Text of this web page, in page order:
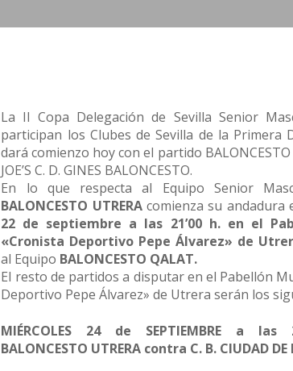
La II Copa Delegación de Sevilla Senior
participan los Clubes de Sevilla de la Primera
dará comienzo hoy con el partido BALONCESTO
JOE’S C. D. GINES BALONCESTO.
En lo que respecta al Equipo Senior
BALONCESTO UTRERAcomienza su andadura
22 de septiembre a las 21’00 h. en el
«Cronista Deportivo Pepe Álvarez» de
al Equipo BALONCESTO QALAT.
El resto de partidos a disputar en el Pabellón
Deportivo Pepe Álvarez» de Utrera serán los
MIÉRCOLES 24 de SEPTIEMBRE a las
BALONCESTO UTRERA contra C. B. CIUDAD DE